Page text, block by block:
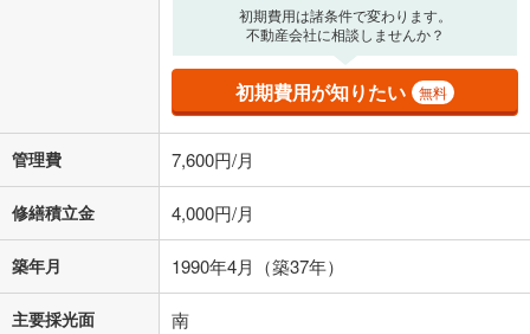
「金利」については、ご利用を予定されている金融機関等にご確認の
上、ご自身での入力をお願いいたします。初期設定で自動入力されてい
る値は、実際の金融機関等における貸出金利とは何ら関係がなく、実際
の金融機関等における貸出金利を何ら保証するものではありません。返
済方法「元利均等返済」にて算出しております。入力された金利を35年
適用した場合の計算結果を表示しています。
借り入れの際は各金融機関等に、必ずご自身でご確認をお願いいたしま
す。
条件によってお借り入れができないことがあります。
不動産会社に購入相談をする
初期費用は諸条件で変わります。
不動産会社に相談しませんか？
初期費用が知りたい 無料
管理費 7,600円/月
修繕積立金 4,000円/月
築年月 1990年4月（築37年）
主要採光面 南